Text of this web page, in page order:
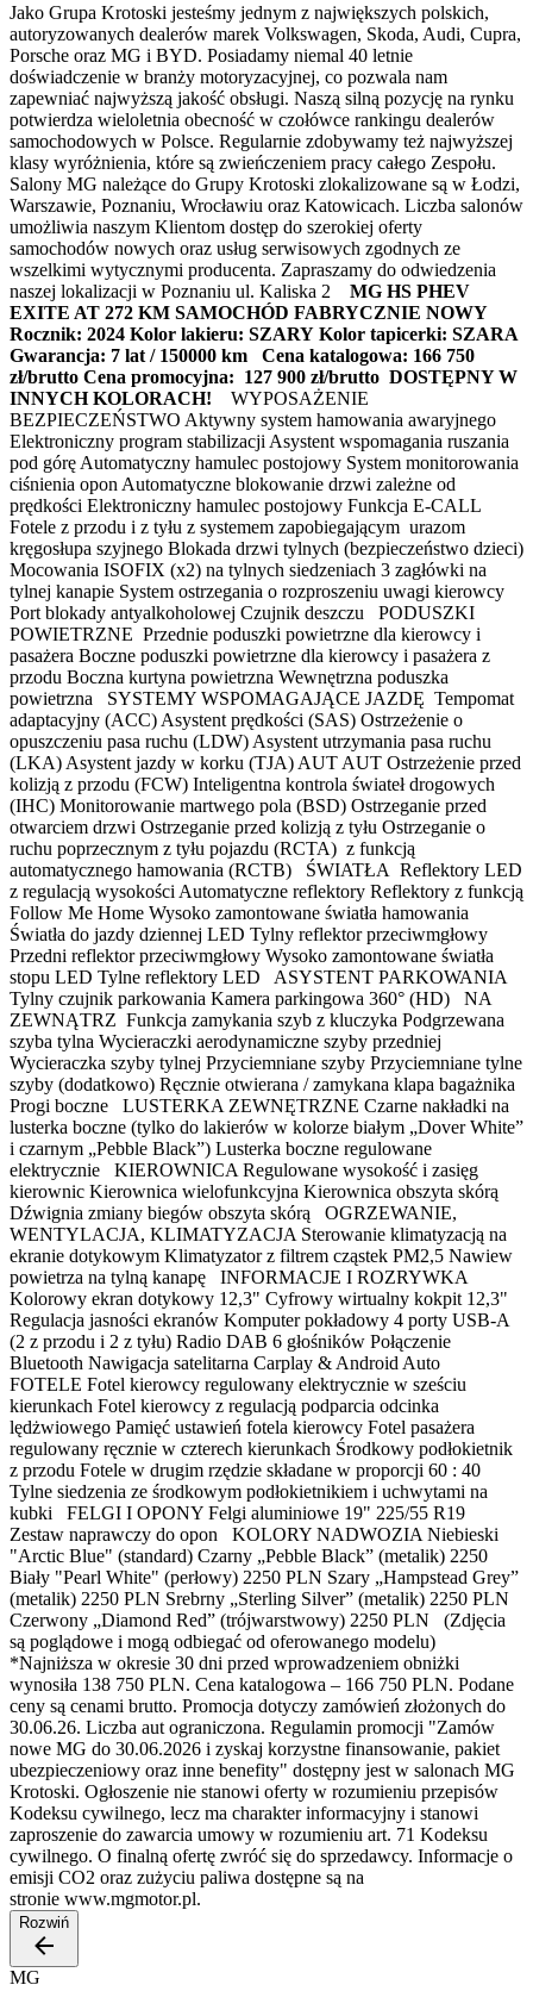
Jako Grupa Krotoski jesteśmy jednym z największych polskich,
autoryzowanych dealerów marek Volkswagen, Skoda, Audi, Cupra,
Porsche oraz MG i BYD. Posiadamy niemal 40 letnie
doświadczenie w branży motoryzacyjnej, co pozwala nam
zapewniać najwyższą jakość obsługi. Naszą silną pozycję na rynku
potwierdza wieloletnia obecność w czołówce rankingu dealerów
samochodowych w Polsce. Regularnie zdobywamy też najwyższej
klasy wyróżnienia, które są zwieńczeniem pracy całego Zespołu.
Salony MG należące do Grupy Krotoski zlokalizowane są w Łodzi,
Warszawie, Poznaniu, Wrocławiu oraz Katowicach. Liczba salonów
umożliwia naszym Klientom dostęp do szerokiej oferty
samochodów nowych oraz usług serwisowych zgodnych ze
wszelkimi wytycznymi producenta. Zapraszamy do odwiedzenia
naszej lokalizacji w Poznaniu ul. Kaliska 2 MG HS PHEV
EXITE AT 272 KM SAMOCHÓD FABRYCZNIE NOWY
Rocznik: 2024 Kolor lakieru: SZARY Kolor tapicerki: SZARA
Gwarancja: 7 lat / 150000 km
Cena katalogowa: 166 750
zł/brutto Cena promocyjna: 127 900 zł/brutto DOSTĘPNY W
INNYCH KOLORACH! WYPOSAŻENIE
BEZPIECZEŃSTWO Aktywny system hamowania awaryjnego
Elektroniczny program stabilizacji Asystent wspomagania ruszania
pod górę Automatyczny hamulec postojowy System monitorowania
ciśnienia opon Automatyczne blokowanie drzwi zależne od
prędkości Elektroniczny hamulec postojowy Funkcja E-CALL
Fotele z przodu i z tyłu z systemem zapobiegającym urazom
kręgosłupa szyjnego Blokada drzwi tylnych (bezpieczeństwo dzieci)
Mocowania ISOFIX (x2) na tylnych siedzeniach 3 zagłówki na
tylnej kanapie System ostrzegania o rozproszeniu uwagi kierowcy
Port blokady antyalkoholowej Czujnik deszczu PODUSZKI
POWIETRZNE Przednie poduszki powietrzne dla kierowcy i
pasażera Boczne poduszki powietrzne dla kierowcy i pasażera z
przodu Boczna kurtyna powietrzna Wewnętrzna poduszka
powietrzna SYSTEMY WSPOMAGAJĄCE JAZDĘ Tempomat
adaptacyjny (ACC) Asystent prędkości (SAS) Ostrzeżenie o
opuszczeniu pasa ruchu (LDW) Asystent utrzymania pasa ruchu
(LKA) Asystent jazdy w korku (TJA) AUT AUT Ostrzeżenie przed
kolizją z przodu (FCW) Inteligentna kontrola świateł drogowych
(IHC) Monitorowanie martwego pola (BSD) Ostrzeganie przed
otwarciem drzwi Ostrzeganie przed kolizją z tyłu Ostrzeganie o
ruchu poprzecznym z tyłu pojazdu (RCTA) z funkcją
automatycznego hamowania (RCTB) ŚWIATŁA Reflektory LED
z regulacją wysokości Automatyczne reflektory Reflektory z funkcją
Follow Me Home Wysoko zamontowane światła hamowania
Światła do jazdy dziennej LED Tylny reflektor przeciwmgłowy
Przedni reflektor przeciwmgłowy Wysoko zamontowane światła
stopu LED Tylne reflektory LED ASYSTENT PARKOWANIA
Tylny czujnik parkowania Kamera parkingowa 360° (HD) NA
ZEWNĄTRZ Funkcja zamykania szyb z kluczyka Podgrzewana
szyba tylna Wycieraczki aerodynamiczne szyby przedniej
Wycieraczka szyby tylnej Przyciemniane szyby Przyciemniane tylne
szyby (dodatkowo) Ręcznie otwierana / zamykana klapa bagażnika
Progi boczne LUSTERKA ZEWNĘTRZNE Czarne nakładki na
lusterka boczne (tylko do lakierów w kolorze białym „Dover White”
i czarnym „Pebble Black”) Lusterka boczne regulowane
elektrycznie KIEROWNICA Regulowane wysokość i zasięg
kierownic Kierownica wielofunkcyjna Kierownica obszyta skórą
Dźwignia zmiany biegów obszyta skórą OGRZEWANIE,
WENTYLACJA, KLIMATYZACJA Sterowanie klimatyzacją na
ekranie dotykowym Klimatyzator z filtrem cząstek PM2,5 Nawiew
powietrza na tylną kanapę INFORMACJE I ROZRYWKA
Kolorowy ekran dotykowy 12,3" Cyfrowy wirtualny kokpit 12,3"
Regulacja jasności ekranów Komputer pokładowy 4 porty USB-A
(2 z przodu i 2 z tyłu) Radio DAB 6 głośników Połączenie
Bluetooth Nawigacja satelitarna Carplay & Android Auto
FOTELE Fotel kierowcy regulowany elektrycznie w sześciu
kierunkach Fotel kierowcy z regulacją podparcia odcinka
lędżwiowego Pamięć ustawień fotela kierowcy Fotel pasażera
regulowany ręcznie w czterech kierunkach Środkowy podłokietnik
z przodu Fotele w drugim rzędzie składane w proporcji 60 : 40
Tylne siedzenia ze środkowym podłokietnikiem i uchwytami na
kubki FELGI I OPONY Felgi aluminiowe 19" 225/55 R19
Zestaw naprawczy do opon KOLORY NADWOZIA Niebieski
"Arctic Blue" (standard) Czarny „Pebble Black” (metalik) 2250
Biały "Pearl White" (perłowy) 2250 PLN Szary „Hampstead Grey”
(metalik) 2250 PLN Srebrny „Sterling Silver” (metalik) 2250 PLN
Czerwony „Diamond Red” (trójwarstwowy) 2250 PLN (Zdjęcia
są poglądowe i mogą odbiegać od oferowanego modelu)
*Najniższa w okresie 30 dni przed wprowadzeniem obniżki
wynosiła 138 750 PLN. Cena katalogowa – 166 750 PLN. Podane
ceny są cenami brutto. Promocja dotyczy zamówień złożonych do
30.06.26. Liczba aut ograniczona. Regulamin promocji "Zamów
nowe MG do 30.06.2026 i zyskaj korzystne finansowanie, pakiet
ubezpieczeniowy oraz inne benefity" dostępny jest w salonach MG
Krotoski. Ogłoszenie nie stanowi oferty w rozumieniu przepisów
Kodeksu cywilnego, lecz ma charakter informacyjny i stanowi
zaproszenie do zawarcia umowy w rozumieniu art. 71 Kodeksu
cywilnego. O finalną ofertę zwróć się do sprzedawcy. Informacje o
emisji CO2 oraz zużyciu paliwa dostępne są na
stronie www.mgmotor.pl.
Rozwiń
MG